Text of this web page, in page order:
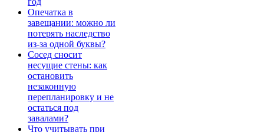
Опечатка в
завещании: можно ли
потерять наследство
из-за одной буквы?
Сосед сносит
несущие стены: как
остановить
незаконную
перепланировку и не
остаться под
завалами?
Что учитывать при